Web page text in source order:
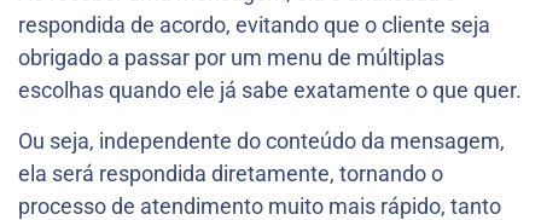
respondida de acordo, evitando que o cliente seja
obrigado a passar por um menu de múltiplas
escolhas quando ele já sabe exatamente o que quer.
Ou seja, independente do conteúdo da mensagem,
ela será respondida diretamente, tornando o
processo de atendimento muito mais rápido, tanto